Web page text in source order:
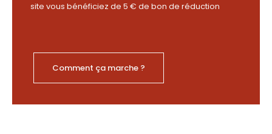
site vous bénéficiez de 5 € de bon de réduction
Comment ça marche ?